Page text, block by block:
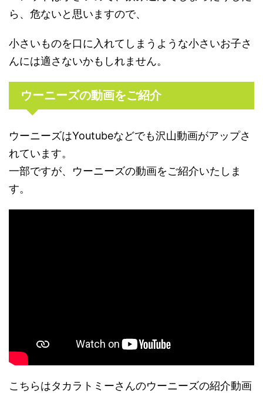
ら、危ないと思いますので、
小さいものを口に入れてしまうような小さいお子さ
んには適さないかもしれません。
ウーニーズの動画をご紹介
ウーニーズはYoutubeなどでも沢山動画がアップさ
れています。
一部ですが、ウーニーズの動画をご紹介いたしま
す。
こちらはタカラトミーさんのウーニーズの紹介動画